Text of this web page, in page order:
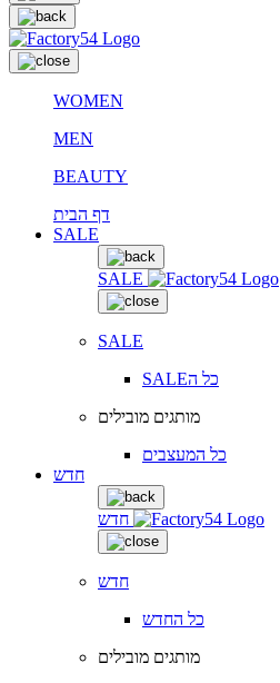
WOMEN
MEN
BEAUTY
דף הבית
SALE
SALE
SALE
SALEכל ה
מותגים מובילים
כל המעצבים
חדש
חדש
חדש
כל החדש
מותגים מובילים